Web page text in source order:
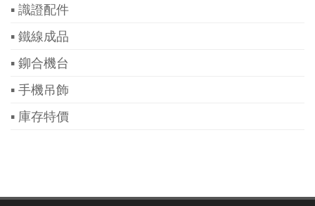
▪ 識證配件
▪ 鐵線成品
▪ 鉚合機台
▪ 手機吊飾
▪ 庫存特價